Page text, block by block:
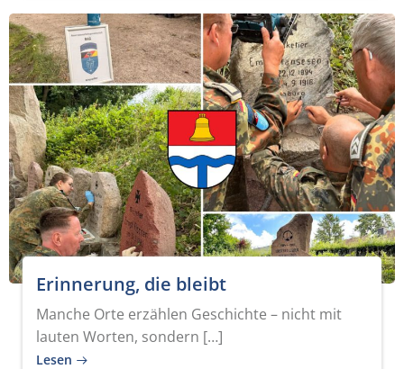
Erinnerung, die bleibt
Manche Orte erzählen Geschichte – nicht mit
lauten Worten, sondern […]
Lesen